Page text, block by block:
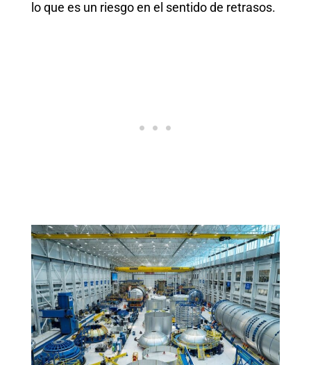
lo que es un riesgo en el sentido de retrasos.